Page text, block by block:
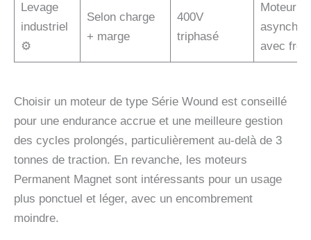
Levage
industriel
⚙️
Selon charge
+ marge
400V
triphasé
Moteur
avec frein
Choisir un moteur de type Série Wound est conseillé
pour une endurance accrue et une meilleure gestion
des cycles prolongés, particulièrement au-delà de 3
tonnes de traction. En revanche, les moteurs
Permanent Magnet sont intéressants pour un usage
plus ponctuel et léger, avec un encombrement
moindre.